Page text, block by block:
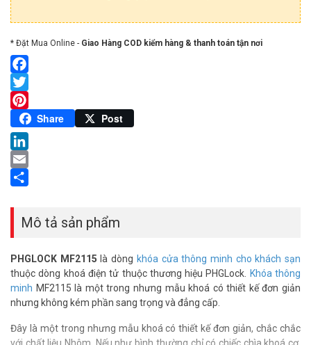
* Đặt Mua Online - Giao Hàng COD kiểm hàng & thanh toán tận nơi
Facebook
Twitter
Pinterest
Share Post
LinkedIn
Email
Mô tả sản phẩm
PHGLOCK MF2115 là dòng khóa cửa thông minh cho khách sạn
thuộc dòng khoá điện tử thuộc thương hiệu PHGLock. Khóa thông
minh MF2115 là một trong nhưng mẫu khoá có thiết kế đơn giản
nhưng không kém phần sang trọng và đẳng cấp.
Đây là một trong nhưng mẫu khoá có thiết kế đơn giản, chắc chắc
với chất liệu Nhôm. Nếu như bình thường chỉ có chiếc chìa khoá cơ,